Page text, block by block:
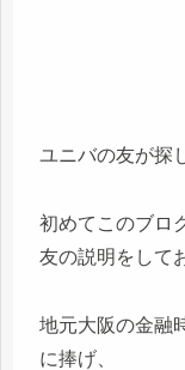
ユニバの友が探
初めてこのブロ
友の説明をして
地元大阪の金融
に捧げ、